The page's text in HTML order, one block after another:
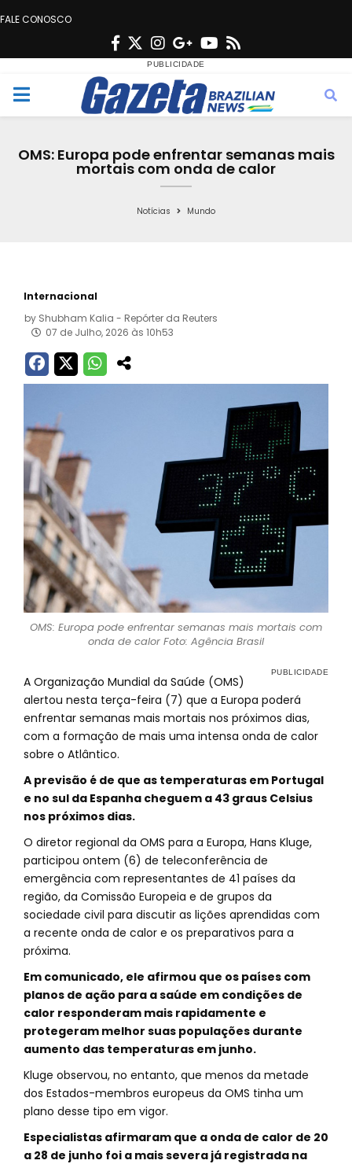
FALE CONOSCO
F
c
e
o
T
w
i
t
e
n
s
t
g
r
a
G
o
o
g
e
Y
u
t
b
s
M
OMS: Europa pode enfrentar semanas mais
mortais com onda de calor
Notícias Mundo
Internacional
by Shubham Kalia - Repórter da Reuters
07 de Julho, 2026 às 10h53
OMS: Europa pode enfrentar semanas mais mortais com
onda de calor Foto: Agência Brasil
A Organização Mundial da Saúde (OMS)
alertou nesta terça-feira (7) que a Europa poderá
enfrentar semanas mais mortais nos próximos dias,
com a formação de mais uma intensa onda de calor
sobre o Atlântico.
A previsão é de que as temperaturas em Portugal
e no sul da Espanha cheguem a 43 graus Celsius
nos próximos dias.
O diretor regional da OMS para a Europa, Hans Kluge,
participou ontem (6) de teleconferência de
emergência com representantes de 41 países da
região, da Comissão Europeia e de grupos da
sociedade civil para discutir as lições aprendidas com
a recente onda de calor e os preparativos para a
próxima.
Em comunicado, ele afirmou que os países com
planos de ação para a saúde em condições de
calor responderam mais rapidamente e
protegeram melhor suas populações durante
aumento das temperaturas em junho.
Kluge observou, no entanto, que menos da metade
dos Estados-membros europeus da OMS tinha um
plano desse tipo em vigor.
Especialistas afirmaram que a onda de calor de 20
a 28 de junho foi a mais severa já registrada na